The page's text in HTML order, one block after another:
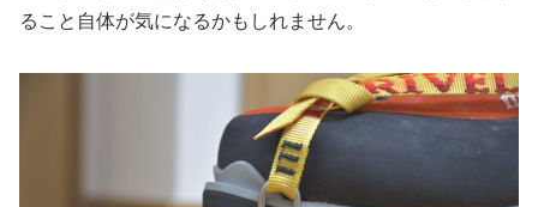
ること自体が気になるかもしれません。